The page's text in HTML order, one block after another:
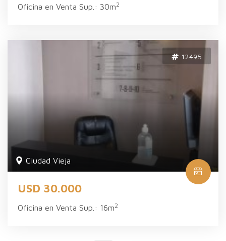
Oficina en Venta Sup.: 30m2
12495
Ciudad Vieja
USD 30.000
Oficina en Venta Sup.: 16m2